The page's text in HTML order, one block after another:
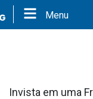
Menu
Invista em uma